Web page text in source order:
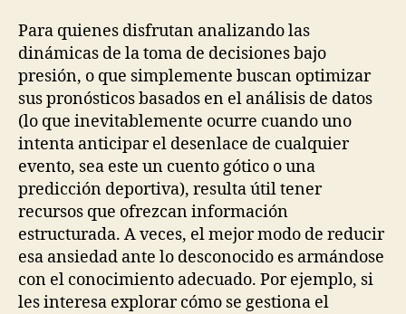
Para quienes disfrutan analizando las
dinámicas de la toma de decisiones bajo
presión, o que simplemente buscan optimizar
sus pronósticos basados en el análisis de datos
(lo que inevitablemente ocurre cuando uno
intenta anticipar el desenlace de cualquier
evento, sea este un cuento gótico o una
predicción deportiva), resulta útil tener
recursos que ofrezcan información
estructurada. A veces, el mejor modo de reducir
esa ansiedad ante lo desconocido es armándose
con el conocimiento adecuado. Por ejemplo, si
les interesa explorar cómo se gestiona el